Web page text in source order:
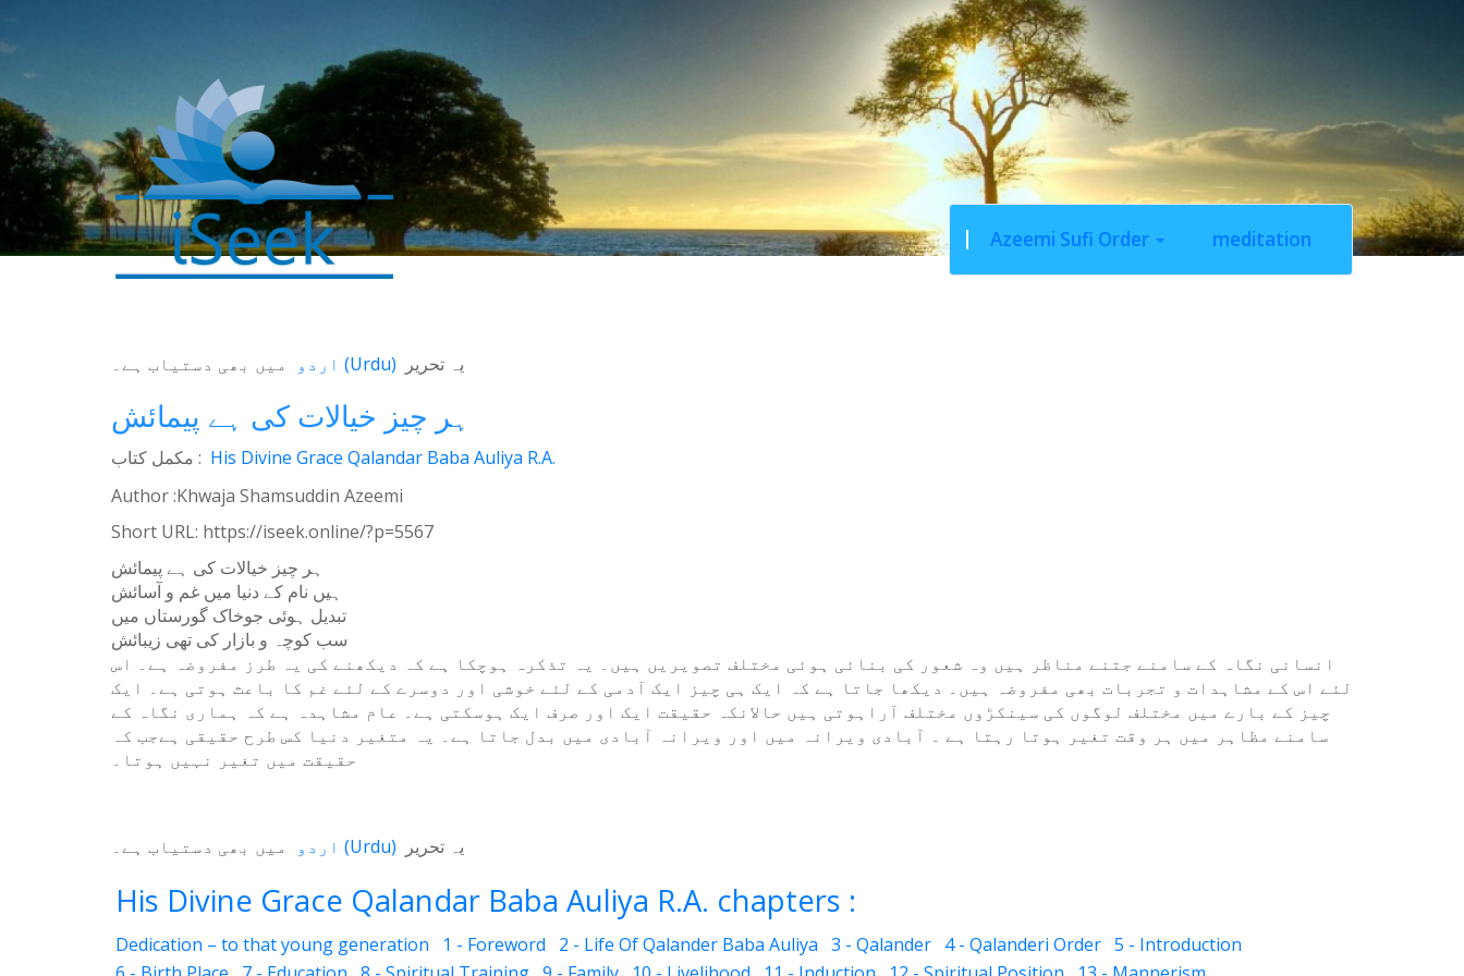
Azeemi Sufi Order meditation
یہ تحریر (Urdu) میں بھی دستیاب ہے۔
ہر چیز خیالات کی ہے پیمائش
مکمل کتاب : His Divine Grace Qalandar Baba Auliya R.A.
Author :Khwaja Shamsuddin Azeemi
Short URL: https://iseek.online/?p=5567
ہر چیز خیالات کی ہے پیمائش
ہیں نام کے دنیا میں غم و آسائش
تبدیل ہوئی جوخاک گورستاں میں
سب کوچہ و بازار کی تھی زیبائش
انسانی نگاہ کے سامنے جتنے مناظر ہیں وہ شعور کی بنائی ہوئی مختلف تصویریں ہیں۔ یہ تذکرہ ہوچکا ہے کہ دیکھنے کی یہ طرز مفروضہ ہے۔ اس
لئے اس کے مشاہدات و تجربات بھی مفروضہ ہیں۔ دیکھا جاتا ہے کہ ایک ہی چیز ایک آدمی کے لئے خوشی اور دوسرے کے لئے غم کا باعث ہوتی ہے۔ ایک
چیز کے بارے میں مختلف لوگوں کی سینکڑوں مختلف آراہوتی ہیں حالانکہ حقیقت ایک اور صرف ایک ہوسکتی ہے۔ عام مشاہدہ ہے کہ ہماری نگاہ کے
سامنے مظاہر میں ہر وقت تغیر ہوتا رہتا ہے ۔ آبادی ویرانہ میں اور ویرانہ آبادی میں بدل جاتا ہے۔ یہ متغیر دنیا کس طرح حقیقی ہےجب کہ
حقیقت میں تغیر نہیں ہوتا۔
یہ تحریر (Urdu) میں بھی دستیاب ہے۔
His Divine Grace Qalandar Baba Auliya R.A. chapters :
Dedication – to that young generation 1 - Foreword 2 - Life Of Qalander Baba Auliya 3 - Qalander 4 - Qalanderi Order 5 - Introduction
WhatsApp